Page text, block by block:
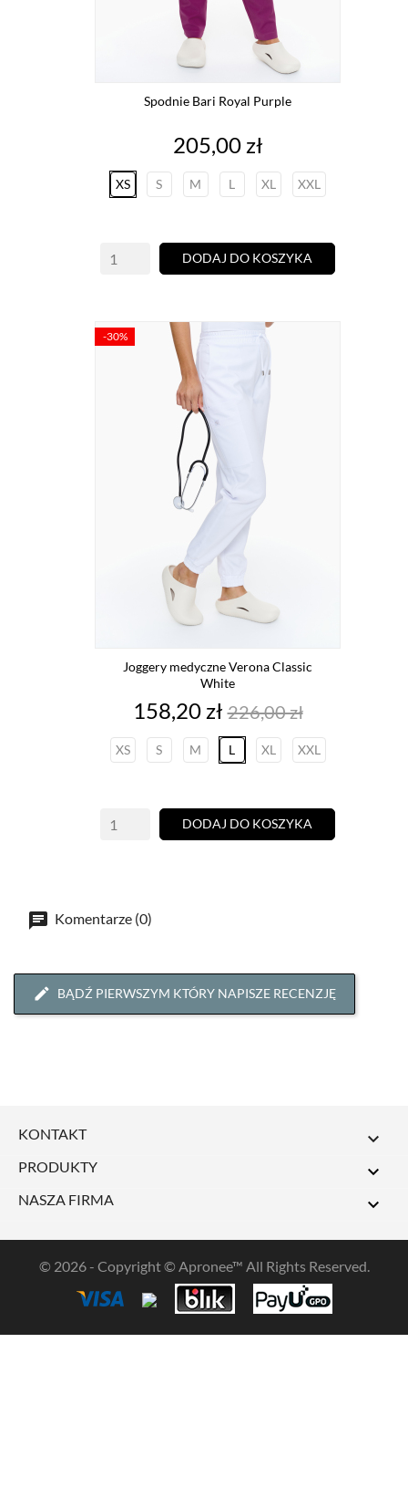
Spodnie Bari Royal Purple
Cena
205,00 zł
XS S M L XL XXL
DODAJ DO KOSZYKA
Joggery medyczne Verona Classic
White
Cena
158,20 złCena
podstawowa
226,00 zł
XS S M L XL XXL
DODAJ DO KOSZYKA
-30%
Komentarze (0)
BĄDŹ PIERWSZYM KTÓRY NAPISZE RECENZJĘ
KONTAKT 
PRODUKTY 
NASZA FIRMA 
© 2026 - Copyright © Apronee™ All Rights Reserved.